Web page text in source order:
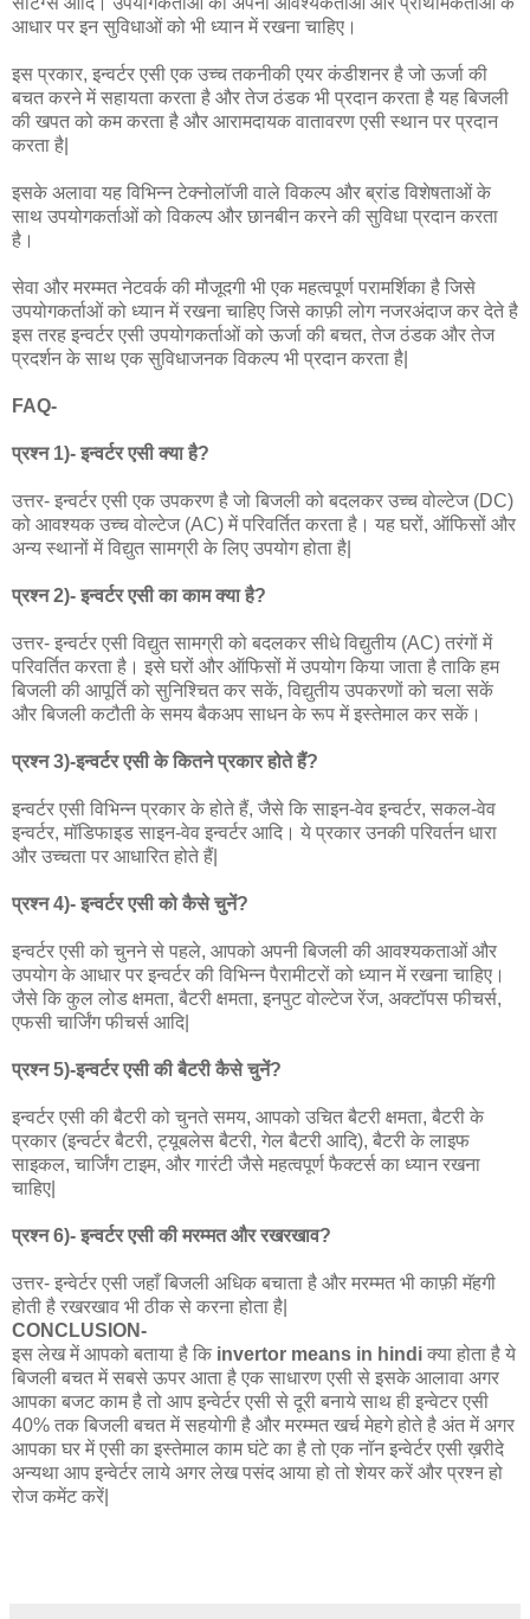
आधार पर इन सुविधाओं को भी ध्यान में रखना चाहिए।
इस प्रकार, इन्वर्टर एसी एक उच्च तकनीकी एयर कंडीशनर है जो ऊर्जा की
बचत करने में सहायता करता है और तेज ठंडक भी प्रदान करता है यह बिजली
की खपत को कम करता है और आरामदायक वातावरण एसी स्थान पर प्रदान
करता है|
इसके अलावा यह विभिन्न टेक्नोलॉजी वाले विकल्प और ब्रांड विशेषताओं के
साथ उपयोगकर्ताओं को विकल्प और छानबीन करने की सुविधा प्रदान करता
है।
सेवा और मरम्मत नेटवर्क की मौजूदगी भी एक महत्वपूर्ण परामर्शिका है जिसे
उपयोगकर्ताओं को ध्यान में रखना चाहिए जिसे काफ़ी लोग नजरअंदाज कर देते है
इस तरह इन्वर्टर एसी उपयोगकर्ताओं को ऊर्जा की बचत, तेज ठंडक और तेज
प्रदर्शन के साथ एक सुविधाजनक विकल्प भी प्रदान करता है|
FAQ-
प्रश्न 1)- इन्वर्टर एसी क्या है?
उत्तर- इन्वर्टर एसी एक उपकरण है जो बिजली को बदलकर उच्च वोल्टेज (DC)
को आवश्यक उच्च वोल्टेज (AC) में परिवर्तित करता है। यह घरों, ऑफिसों और
अन्य स्थानों में विद्युत सामग्री के लिए उपयोग होता है|
प्रश्न 2)- इन्वर्टर एसी का काम क्या है?
उत्तर- इन्वर्टर एसी विद्युत सामग्री को बदलकर सीधे विद्युतीय (AC) तरंगों में
परिवर्तित करता है। इसे घरों और ऑफिसों में उपयोग किया जाता है ताकि हम
बिजली की आपूर्ति को सुनिश्चित कर सकें, विद्युतीय उपकरणों को चला सकें
और बिजली कटौती के समय बैकअप साधन के रूप में इस्तेमाल कर सकें।
प्रश्न 3)-इन्वर्टर एसी के कितने प्रकार होते हैं?
इन्वर्टर एसी विभिन्न प्रकार के होते हैं, जैसे कि साइन-वेव इन्वर्टर, सकल-वेव
इन्वर्टर, मॉडिफाइड साइन-वेव इन्वर्टर आदि। ये प्रकार उनकी परिवर्तन धारा
और उच्चता पर आधारित होते हैं|
प्रश्न 4)- इन्वर्टर एसी को कैसे चुनें?
इन्वर्टर एसी को चुनने से पहले, आपको अपनी बिजली की आवश्यकताओं और
उपयोग के आधार पर इन्वर्टर की विभिन्न पैरामीटरों को ध्यान में रखना चाहिए।
जैसे कि कुल लोड क्षमता, बैटरी क्षमता, इनपुट वोल्टेज रेंज, अक्टॉपस फीचर्स,
एफसी चार्जिंग फीचर्स आदि|
प्रश्न 5)-इन्वर्टर एसी की बैटरी कैसे चुनें?
इन्वर्टर एसी की बैटरी को चुनते समय, आपको उचित बैटरी क्षमता, बैटरी के
प्रकार (इन्वर्टर बैटरी, ट्यूबलेस बैटरी, गेल बैटरी आदि), बैटरी के लाइफ
साइकल, चार्जिंग टाइम, और गारंटी जैसे महत्वपूर्ण फैक्टर्स का ध्यान रखना
चाहिए|
प्रश्न 6)- इन्वर्टर एसी की मरम्मत और रखरखाव?
उत्तर- इन्वेर्टर एसी जहाँ बिजली अधिक बचाता है और मरम्मत भी काफ़ी मॅहगी
होती है रखरखाव भी ठीक से करना होता है|
CONCLUSION-
इस लेख में आपको बताया है कि invertor means in hindi क्या होता है ये
बिजली बचत में सबसे ऊपर आता है एक साधारण एसी से इसके आलावा अगर
आपका बजट काम है तो आप इन्वेर्टर एसी से दूरी बनाये साथ ही इन्वेटर एसी
40% तक बिजली बचत में सहयोगी है और मरम्मत खर्च मेहगे होते है अंत में अगर
आपका घर में एसी का इस्तेमाल काम घंटे का है तो एक नॉन इन्वेर्टर एसी ख़रीदे
अन्यथा आप इन्वेर्टर लाये अगर लेख पसंद आया हो तो शेयर करें और प्रश्न हो
रोज कमेंट करें|